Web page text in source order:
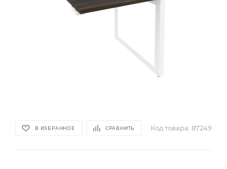
В ИЗБРАННОЕ СРАВНИТЬ Код товара: 87249